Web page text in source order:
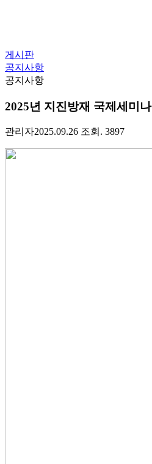
게시판
공지사항
공지사항
2025년 지진방재 국제세미나
관리자2025.09.26 조회. 3897